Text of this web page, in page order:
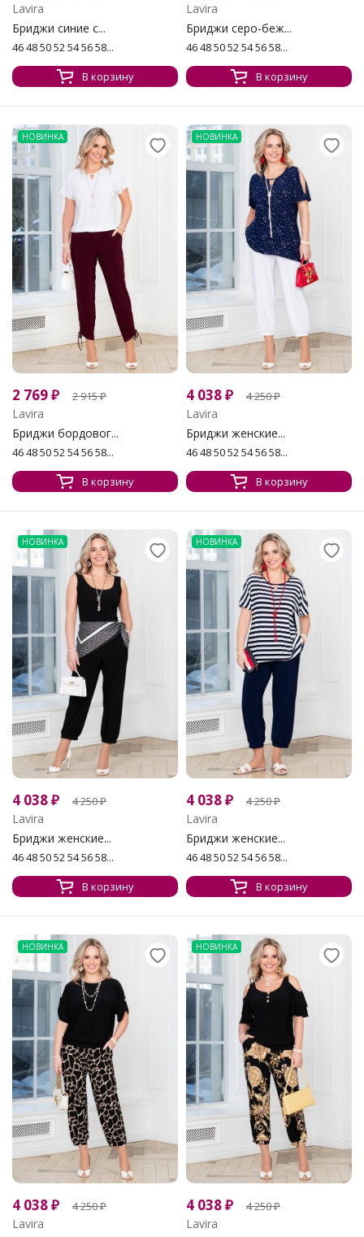
Lavira
Бриджи синие с...
46 48 50 52 54 56 58...
В корзину
Lavira
Бриджи серо-беж...
46 48 50 52 54 56 58...
В корзину
НОВИНКА
2 769₽ 2 915₽
Lavira
Бриджи бордовог...
46 48 50 52 54 56 58...
В корзину
НОВИНКА
4 038₽ 4 250₽
Lavira
Бриджи женские...
46 48 50 52 54 56 58...
В корзину
НОВИНКА
4 038₽ 4 250₽
Lavira
Бриджи женские...
46 48 50 52 54 56 58...
В корзину
НОВИНКА
4 038₽ 4 250₽
Lavira
Бриджи женские...
46 48 50 52 54 56 58...
В корзину
НОВИНКА
4 038₽ 4 250₽
Lavira
НОВИНКА
4 038₽ 4 250₽
Lavira